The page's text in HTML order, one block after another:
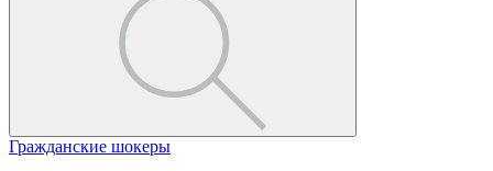
Гражданские шокеры